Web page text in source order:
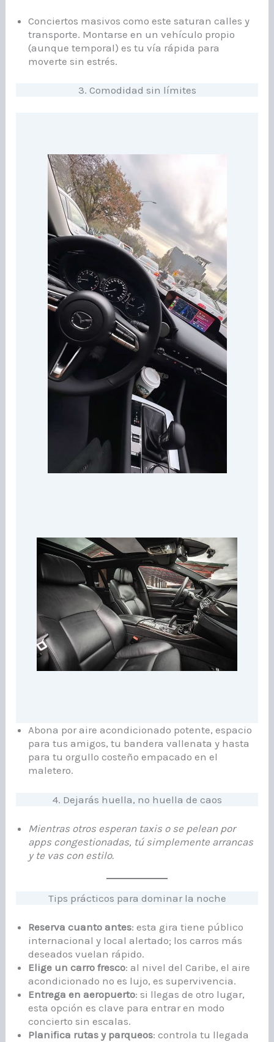
Conciertos masivos como este saturan calles y
transporte. Montarse en un vehículo propio
(aunque temporal) es tu vía rápida para
moverte sin estrés.
3. Comodidad sin límites
Abona por aire acondicionado potente, espacio
para tus amigos, tu bandera vallenata y hasta
para tu orgullo costeño empacado en el
maletero.
4. Dejarás huella, no huella de caos
Mientras otros esperan taxis o se pelean por
apps congestionadas, tú simplemente arrancas
y te vas con estilo.
Tips prácticos para dominar la noche
Reserva cuanto antes: esta gira tiene público
internacional y local alertado; los carros más
deseados vuelan rápido.
Elige un carro fresco: al nivel del Caribe, el aire
acondicionado no es lujo, es supervivencia.
Entrega en aeropuerto: si llegas de otro lugar,
esta opción es clave para entrar en modo
concierto sin escalas.
Planifica rutas y parqueos: controla tu llegada